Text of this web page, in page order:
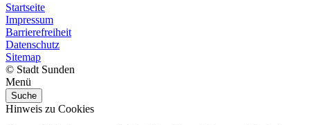
Startseite
Impressum
Barrierefreiheit
Datenschutz
Sitemap
© Stadt Sunden
Menü
Suche
Hinweis zu Cookies